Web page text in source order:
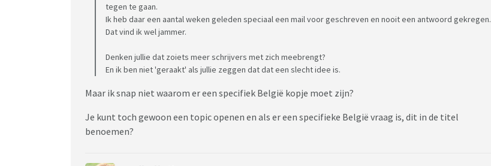
tegen te gaan.
Ik heb daar een aantal weken geleden speciaal een mail voor geschreven en nooit een antwoord gekregen.
Dat vind ik wel jammer.
Denken jullie dat zoiets meer schrijvers met zich meebrengt?
En ik ben niet 'geraakt' als jullie zeggen dat dat een slecht idee is.
Maar ik snap niet waarom er een specifiek België kopje moet zijn?
Je kunt toch gewoon een topic openen en als er een specifieke België vraag is, dit in de titel
benoemen?